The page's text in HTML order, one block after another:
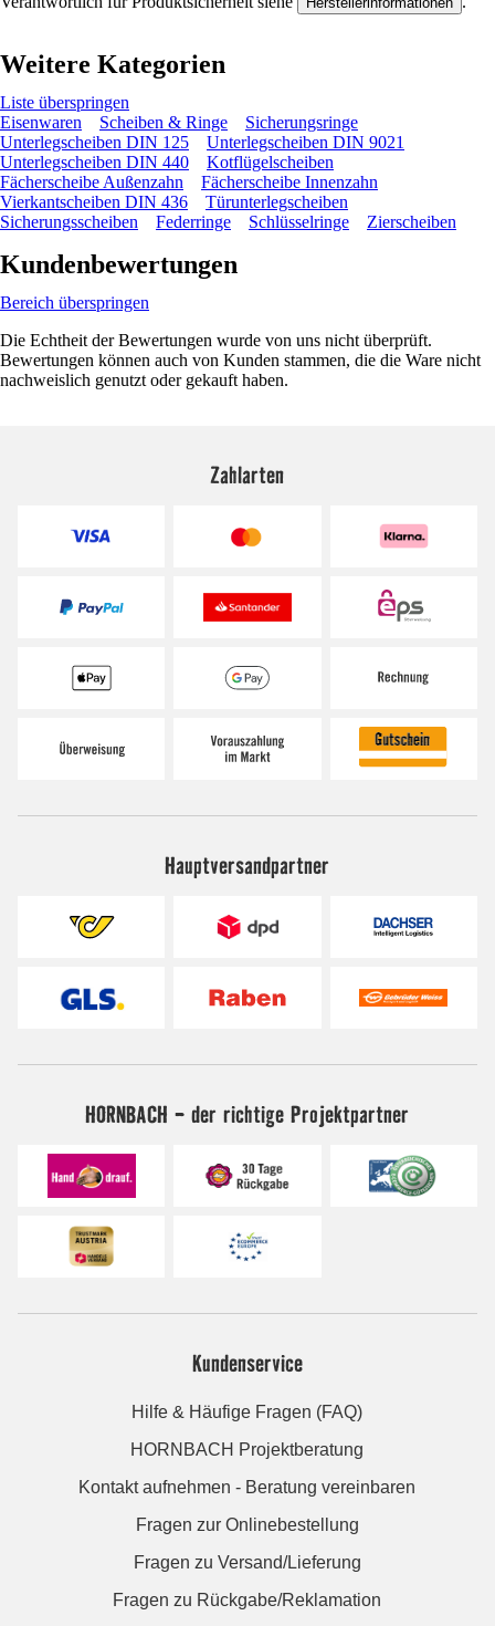
Weitere Kategorien
Liste überspringen
Eisenwaren
Scheiben & Ringe
Sicherungsringe
Unterlegscheiben DIN 125
Unterlegscheiben DIN 9021
Unterlegscheiben DIN 440
Kotflügelscheiben
Fächerscheibe Außenzahn
Fächerscheibe Innenzahn
Vierkantscheiben DIN 436
Türunterlegscheiben
Sicherungsscheiben
Federringe Schlüsselringe Zierscheiben
Kundenbewertungen
Bereich überspringen
Die Echtheit der Bewertungen wurde von uns nicht überprüft.
Bewertungen können auch von Kunden stammen, die die Ware nicht
nachweislich genutzt oder gekauft haben.
Zahlarten
Hauptversandpartner
HORNBACH - der richtige Projektpartner
Kundenservice
Hilfe & Häufige Fragen (FAQ)
HORNBACH Projektberatung
Kontakt aufnehmen - Beratung vereinbaren
Fragen zur Onlinebestellung
Fragen zu Versand/Lieferung
Fragen zu Rückgabe/Reklamation